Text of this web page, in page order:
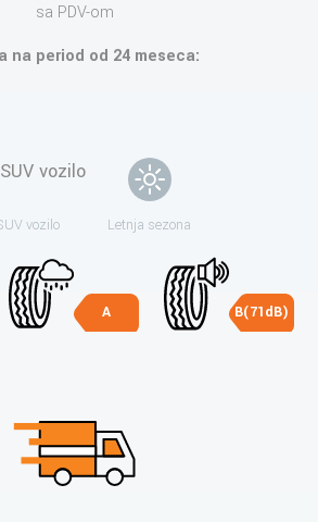
sa PDV-om
na period od 24 meseca:
vozilo Letnja sezona
A B(71dB)